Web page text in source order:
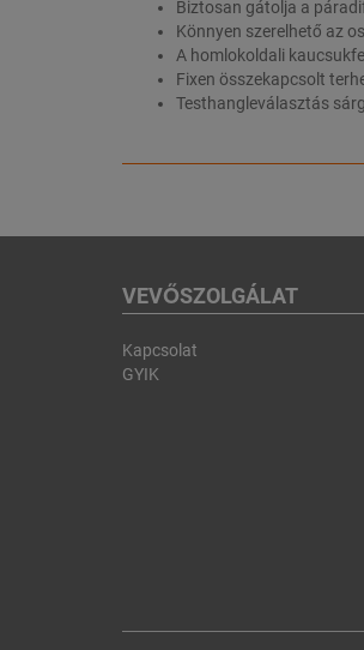
Biztosan gátolja a
Könnyen szerelhető az
A homlokoldali
Fixen összekapcsolt
Testhangleválasztás
VEVŐSZOLGÁLAT
Kapcsolat
GYIK